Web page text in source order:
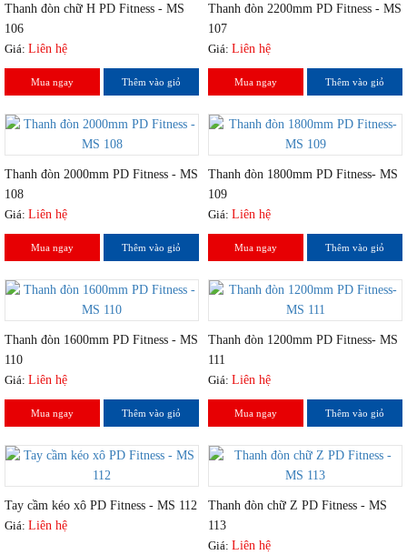
Thanh đòn chữ H PD Fitness - MS
106
Giá: Liên hệ
Mua ngay Thêm vào giỏ
Thanh đòn 2200mm PD Fitness - MS
107
Giá: Liên hệ
Mua ngay Thêm vào giỏ
Thanh đòn 2000mm PD Fitness - MS
108
Giá: Liên hệ
Mua ngay Thêm vào giỏ
Thanh đòn 1800mm PD Fitness- MS
109
Giá: Liên hệ
Mua ngay Thêm vào giỏ
Thanh đòn 1600mm PD Fitness - MS
110
Giá: Liên hệ
Mua ngay Thêm vào giỏ
Thanh đòn 1200mm PD Fitness- MS
111
Giá: Liên hệ
Mua ngay Thêm vào giỏ
Tay cầm kéo xô PD Fitness - MS 112
Giá: Liên hệ
Thanh đòn chữ Z PD Fitness - MS
113
Giá: Liên hệ